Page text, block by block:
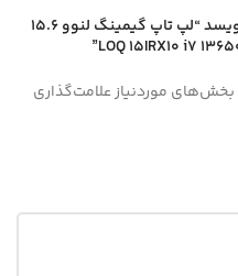
اولین کسی باشید که دیدگاهی می نویسد “لپ تاپ گیمینگ لنوو 15.6
بخش‌های موردنیاز علامت‌گذاری